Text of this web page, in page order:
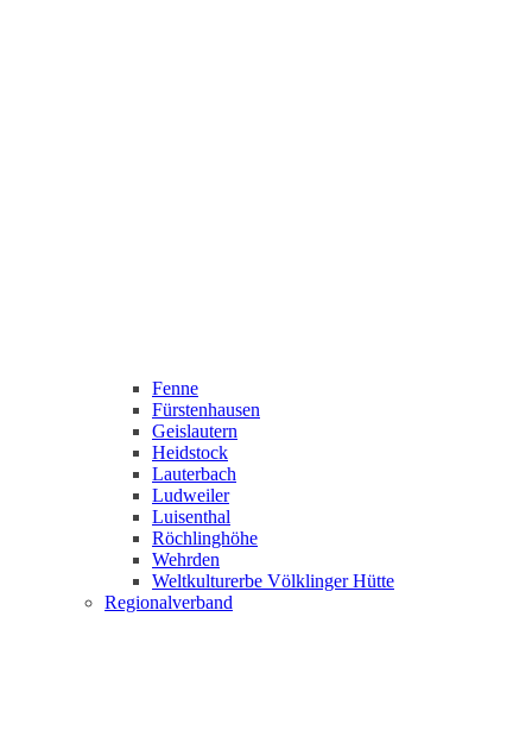
Fenne
Fürstenhausen
Geislautern
Heidstock
Lauterbach
Ludweiler
Luisenthal
Röchlinghöhe
Wehrden
Weltkulturerbe Völklinger Hütte
Regionalverband